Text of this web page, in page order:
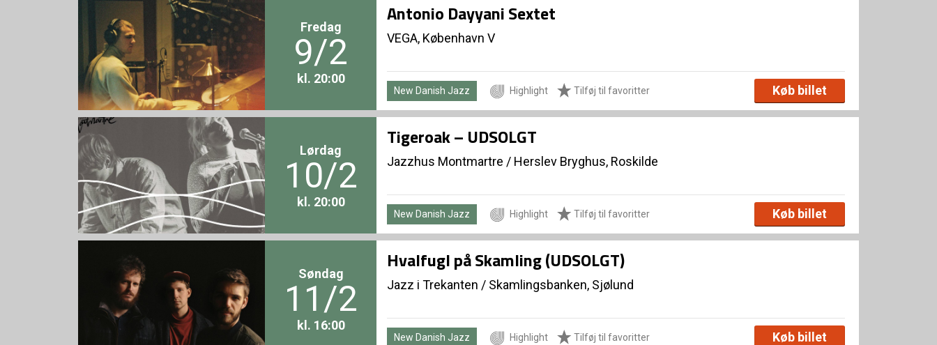
Fredag
9/2
kl. 20:00
Antonio Dayyani Sextet
VEGA, København V
New Danish Jazz Highlight Tilføj til favoritter Køb billet
Lørdag
10/2
kl. 20:00
Tigeroak – UDSOLGT
Jazzhus Montmartre / Herslev Bryghus, Roskilde
New Danish Jazz Highlight Tilføj til favoritter Køb billet
Søndag
11/2
kl. 16:00
Hvalfugl på Skamling (UDSOLGT)
Jazz i Trekanten / Skamlingsbanken, Sjølund
New Danish Jazz Highlight Tilføj til favoritter Køb billet